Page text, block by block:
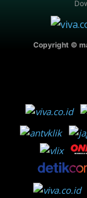
Copyright ©